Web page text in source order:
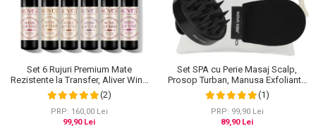
Set 6 Rujuri Premium Mate
Rezistente la Transfer, Aliver Wine
Lip Tint Waterproof, 7 g X 6 buc
(2)
PRP: 160,00 Lei
99,90 Lei
Set SPA cu Perie Masaj Scalp,
Prosop Turban, Manusa Exfolianta
si Saculet din Bumbac, NOVA
KISS®
(1)
PRP: 99,90 Lei
89,90 Lei